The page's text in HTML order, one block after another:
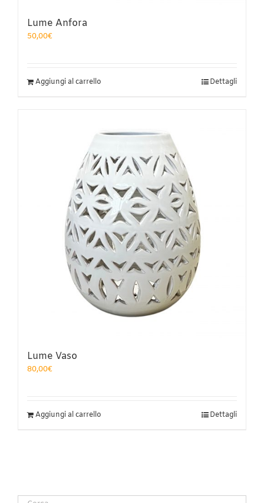
Lume Anfora
50,00€
Aggiungi al carrello Dettagli
Lume Vaso
80,00€
Aggiungi al carrello Dettagli